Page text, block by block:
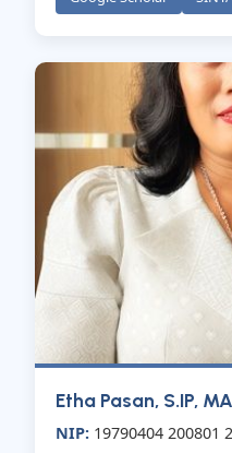
Etha Pasan, S.IP, MA
NIP: 19790404 200801